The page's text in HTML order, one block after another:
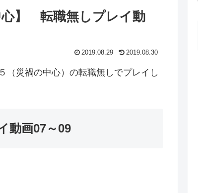
】 転職無しプレイ動
2019.08.29 2019.08.30
（災禍の中心）の転職無しでプレイし
動画07～09